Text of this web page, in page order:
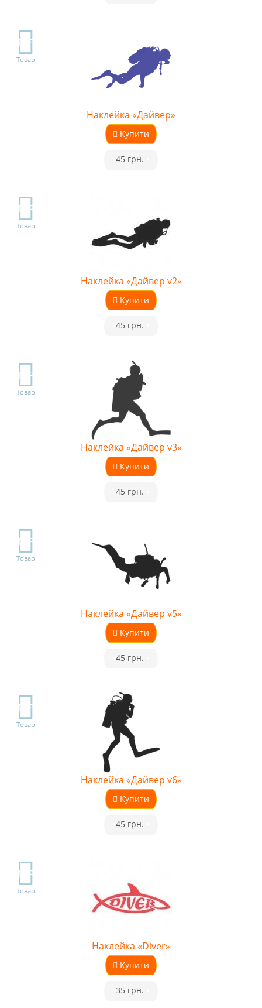
TOP
Товар
Наклейка «Дайвер»
Купити
45 грн.
TOP
Товар
Наклейка «Дайвер v2»
Купити
45 грн.
TOP
Товар
Наклейка «Дайвер v3»
Купити
45 грн.
TOP
Товар
Наклейка «Дайвер v5»
Купити
45 грн.
TOP
Товар
Наклейка «Дайвер v6»
Купити
45 грн.
TOP
Товар
Наклейка «Diver»
Купити
35 грн.